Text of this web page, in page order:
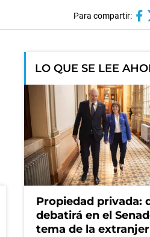
Para compartir:
LO QUE SE LEE
Propiedad privada:
debatirá en el
tema de la